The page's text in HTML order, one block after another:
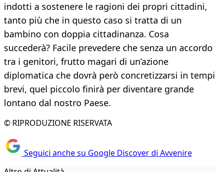
indotti a sostenere le ragioni dei propri cittadini,
tanto più che in questo caso si tratta di un
bambino con doppia cittadinanza. Cosa
succederà? Facile prevedere che senza un accordo
tra i genitori, frutto magari di un’azione
diplomatica che dovrà però concretizzarsi in tempi
brevi, quel piccolo finirà per diventare grande
lontano dal nostro Paese.
© RIPRODUZIONE RISERVATA
Seguici anche su Google Discover di Avvenire